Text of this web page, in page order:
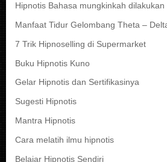
Hipnotis Bahasa mungkinkah dilakukan
Manfaat Tidur Gelombang Theta –
7 Trik Hipnoselling di Supermarket
Buku Hipnotis Kuno
Gelar Hipnotis dan Sertifikasinya
Sugesti Hipnotis
Mantra Hipnotis
Cara melatih ilmu hipnotis
Belajar Hipnotis Sendiri